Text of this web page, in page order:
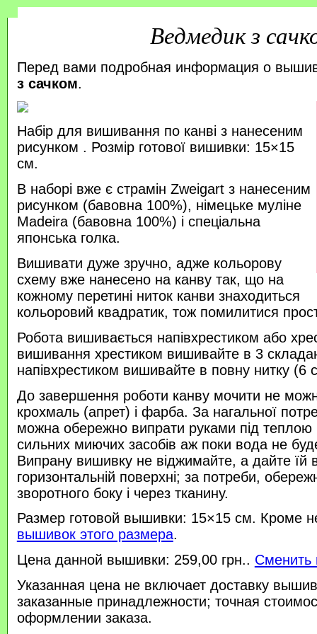
Ведмедик з
Перед вами подробная информация о
з сачком.
Набір для вишивання по канві з нанесеним
рисунком . Розмір готової вишивки: 15×15
см.
В наборі вже є страмін Zweigart з нанесеним
рисунком (бавовна 100%), німецьке муліне
Madeira (бавовна 100%) і спеціальна
японська голка.
Вишивати дуже зручно, адже кольорову
схему вже нанесено на канву так, що на
кожному перетині ниток канви знаходиться
кольоровий квадратик, тож помилитися
Робота вишивається напівхрестиком або
вишивання хрестиком вишивайте в 3
напівхрестиком вишивайте в повну нитку (6
До завершення роботи канву мочити не
крохмаль (апрет) і фарба. За нагальної
можна обережно випрати руками під
сильних миючих засобів аж поки вода не
Випрану вишивку не віджимайте, а дайте їй
горизонтальній поверхні; за потреби,
зворотного боку і через тканину.
Размер готовой вышивки: 15×15 см. Кроме
вышивок этого размера.
Цена данной вышивки: 259,00 грн.. Сменить
Указанная цена не включает доставку
заказанные принадлежности; точная
оформлении заказа.